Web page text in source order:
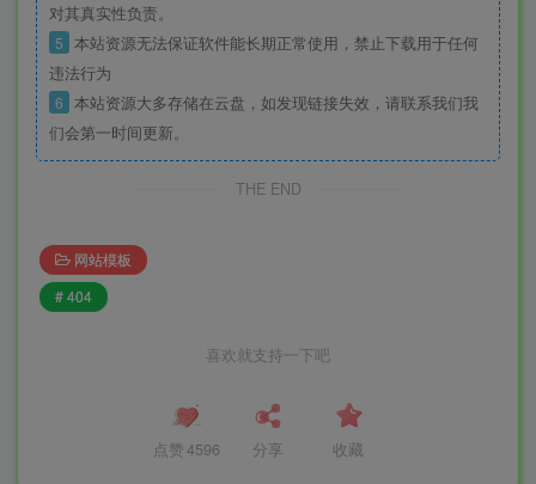
对其真实性负责。
5 本站资源无法保证软件能长期正常使用，禁止下载用于任何
违法行为
6 本站资源大多存储在云盘，如发现链接失效，请联系我们我
们会第一时间更新。
THE END
网站模板
# 404
喜欢就支持一下吧
点赞 4596 分享 收藏